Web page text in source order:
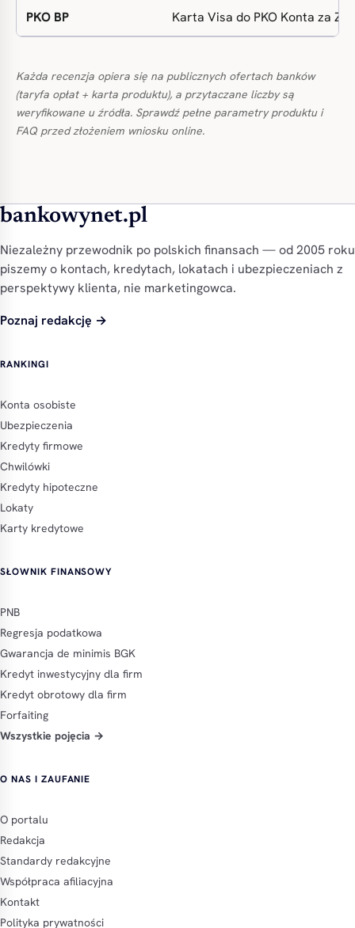
PKO BP Karta Visa do PKO Konta za
Każda recenzja opiera się na publicznych ofertach banków
(taryfa opłat + karta produktu), a przytaczane liczby są
weryfikowane u źródła. Sprawdź pełne parametry produktu i
FAQ przed złożeniem wniosku online.
bankowynet.pl
Niezależny przewodnik po polskich finansach — od 2005 roku
piszemy o kontach, kredytach, lokatach i ubezpieczeniach z
perspektywy klienta, nie marketingowca.
Poznaj redakcję →
RANKINGI
Konta osobiste
Ubezpieczenia
Kredyty firmowe
Chwilówki
Kredyty hipoteczne
Lokaty
Karty kredytowe
SŁOWNIK FINANSOWY
PNB
Regresja podatkowa
Gwarancja de minimis BGK
Kredyt inwestycyjny dla firm
Kredyt obrotowy dla firm
Forfaiting
Wszystkie pojęcia →
O NAS I ZAUFANIE
O portalu
Redakcja
Standardy redakcyjne
Współpraca afiliacyjna
Kontakt
Polityka prywatności